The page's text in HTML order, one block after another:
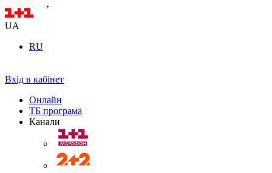
UA
RU
Вхід в кабінет
Онлайн
ТБ програма
Канали